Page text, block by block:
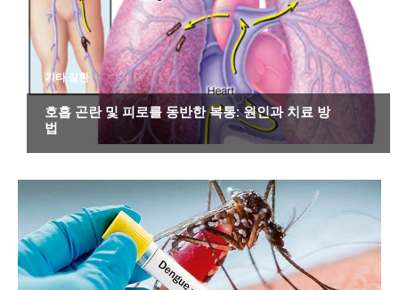
기타 질환
호흡 곤란 및 피로를 동반한 복통: 원인과 치료 방
법